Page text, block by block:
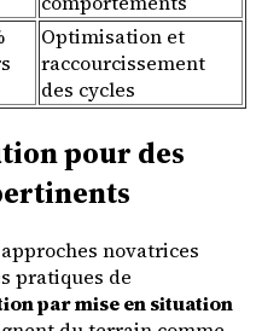
Optimisation et
raccourcissement
des cycles
pour des
novatrices
pratiques de
par mise en situation